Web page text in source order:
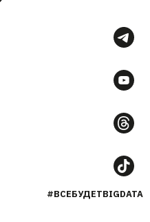
#ВСЕБУДЕТBIGDATA